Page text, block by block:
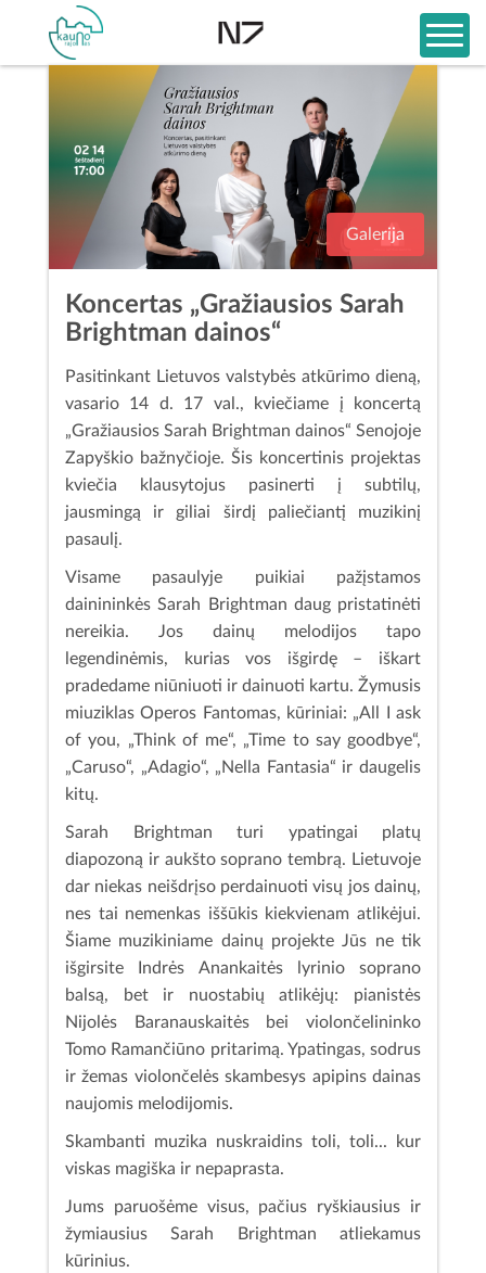
Galerija
Koncertas „Gražiausios Sarah
Brightman dainos“
Pasitinkant Lietuvos valstybės atkūrimo dieną,
vasario 14 d. 17 val., kviečiame į koncertą
„Gražiausios Sarah Brightman dainos“ Senojoje
Zapyškio bažnyčioje. Šis koncertinis projektas
kviečia klausytojus pasinerti į subtilų,
jausmingą ir giliai širdį paliečiantį muzikinį
pasaulį.
Visame pasaulyje puikiai pažįstamos
dainininkės Sarah Brightman daug pristatinėti
nereikia. Jos dainų melodijos tapo
legendinėmis, kurias vos išgirdę – iškart
pradedame niūniuoti ir dainuoti kartu. Žymusis
miuziklas Operos Fantomas, kūriniai: „All I ask
of you, „Think of me“, „Time to say goodbye“,
„Caruso“, „Adagio“, „Nella Fantasia“ ir daugelis
kitų.
Sarah Brightman turi ypatingai platų
diapozoną ir aukšto soprano tembrą. Lietuvoje
dar niekas neišdrįso perdainuoti visų jos dainų,
nes tai nemenkas iššūkis kiekvienam atlikėjui.
Šiame muzikiniame dainų projekte Jūs ne tik
išgirsite Indrės Anankaitės lyrinio soprano
balsą, bet ir nuostabių atlikėjų: pianistės
Nijolės Baranauskaitės bei violončelininko
Tomo Ramančiūno pritarimą. Ypatingas, sodrus
ir žemas violončelės skambesys apipins dainas
naujomis melodijomis.
Skambanti muzika nuskraidins toli, toli... kur
viskas magiška ir nepaprasta.
Jums paruošėme visus, pačius ryškiausius ir
žymiausius Sarah Brightman atliekamus
kūrinius.